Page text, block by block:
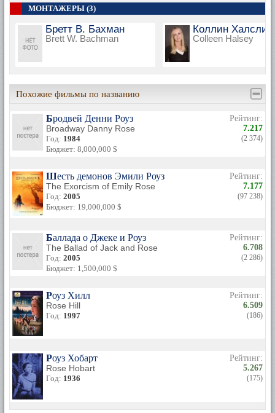
МОНТАЖЕРЫ (3)
Бретт В. Бахман
Brett W. Bachman
Коллин Халсли
Colleen Halsey
Похожие фильмы по названию
Бродвей Денни Роуз
Broadway Danny Rose
Год: 1984
Бюджет: 8,000,000 $
Рейтинг:
7.217
(2 374)
Шесть демонов Эмили Роуз
The Exorcism of Emily Rose
Год: 2005
Бюджет: 19,000,000 $
Рейтинг:
7.177
(97 238)
Баллада о Джеке и Роуз
The Ballad of Jack and Rose
Год: 2005
Бюджет: 1,500,000 $
Рейтинг:
6.708
(2 286)
Роуз Хилл
Rose Hill
Год: 1997
Рейтинг:
6.509
(186)
Роуз Хобарт
Rose Hobart
Год: 1936
Рейтинг:
5.267
(175)